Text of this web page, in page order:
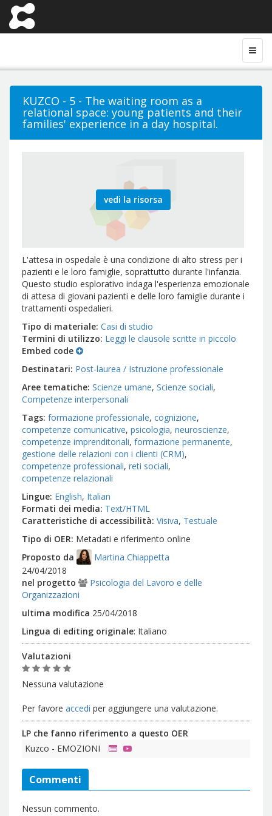
KUZCO - 5 - The waiting room as a
relational space: young patients and their
families' experience in a day hospital.
vedi la risorsa
L'attesa in ospedale è una condizione di alto stress per i
pazienti e le loro famiglie, soprattutto durante l'infanzia.
Questo studio esplorativo indaga l'esperienza emozionale
di attesa di giovani pazienti e delle loro famiglie durante i
trattamenti ospedalieri.
Tipo di materiale Casi di studio
Termini di utilizzo Leggi le clausole scritte in piccolo
Embed code
Destinatari Post-laurea / Istruzione professionale
Aree tematiche Scienze umane Scienze sociali
Competenze interpersonali
Tags formazione professionale cognizione
competenze comunicative psicologia neuroscienze
competenze imprenditoriali formazione permanente
gestione delle relazioni con i clienti (CRM)
competenze professionali reti sociali
competenze relazionali
Lingue English Italian
Formati dei media Text/HTML
Caratteristiche di accessibilità Visiva Testuale
Tipo di OER Metadati e riferimento online
Proposto da
Martina Chiappetta
24/04/2018
nel progetto
Psicologia del Lavoro e delle
Organizzazioni
ultima modifica 25/04/2018
Lingua di editing originale: Italiano
Valutazioni
Nessuna valutazione
Per favore accedi per aggiungere una valutazione.
LP che fanno riferimento a questo OER
Kuzco - EMOZIONI
Commenti
Nessun commento.